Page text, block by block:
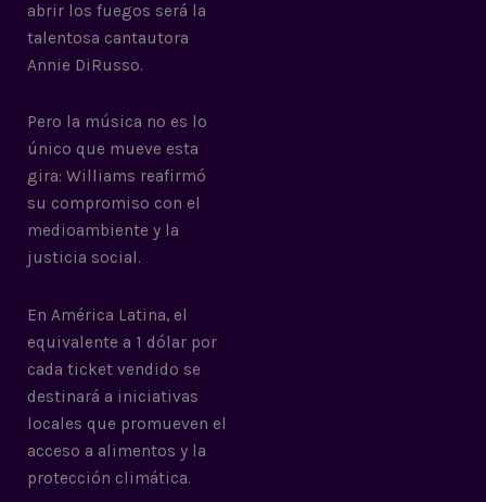
abrir los fuegos será la
talentosa cantautora
Annie DiRusso.
Pero la música no es lo
único que mueve esta
gira: Williams reafirmó
su compromiso con el
medioambiente y la
justicia social.
En América Latina, el
equivalente a 1 dólar por
cada ticket vendido se
destinará a iniciativas
locales que promueven el
acceso a alimentos y la
protección climática.